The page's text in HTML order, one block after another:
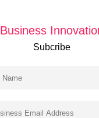
Business
Subcribe